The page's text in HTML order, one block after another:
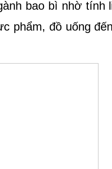
bao bì nhờ tính
phẩm, đồ uống